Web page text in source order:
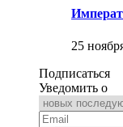
25
Подписаться
Уведомить о